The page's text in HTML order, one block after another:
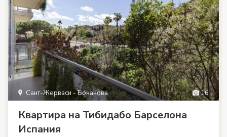
16
Сант-Жерваси - Бонанова
Квартира на Тибидабо Барселона
Испания